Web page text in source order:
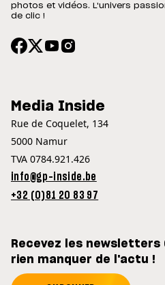
photos et vidéos. L'univers
de clic !
Media Inside
Rue de Coquelet, 134
5000 Namur
TVA 0784.921.426
info@gp-inside.be
+32 (0)81 20 83 97
Recevez les newsletters
rien manquer de l'actu !